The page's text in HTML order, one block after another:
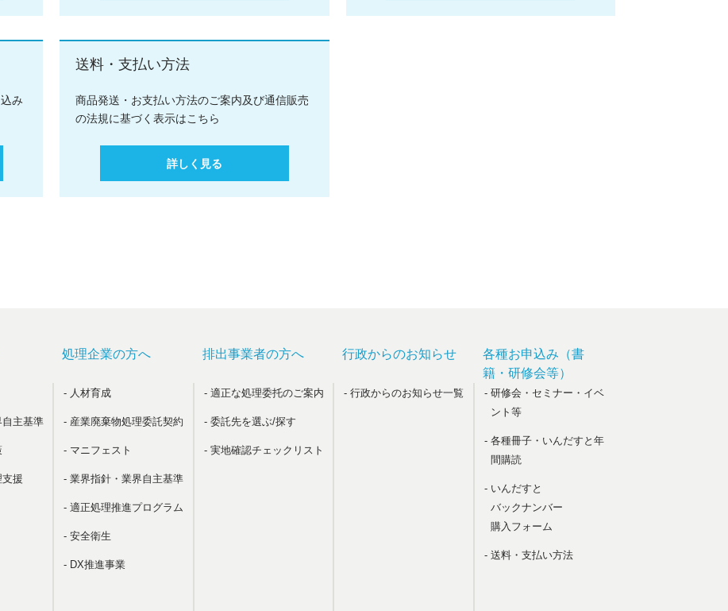
み
送料・支払い方法
商品発送・お支払い方法のご案内及び通信販売
の法規に基づく表示はこちら
詳しく見る
主基準
援
処理企業の方へ
- 人材育成
- 産業廃棄物処理委託契約
- マニフェスト
- 業界指針・業界自主基準
- 適正処理推進プログラム
- 安全衛生
- DX推進事業
排出事業者の方へ
- 適正な処理委托のご案内
- 委託先を選ぶ/探す
- 実地確認チェックリスト
行政からのお知らせ
- 行政からのお知らせ一覧
各種お申込み（書
籍・研修会等）
- 研修会・セミナー・イベ
ント等
- 各種冊子・いんだすと年
間購読
- いんだすと
バックナンバー
購入フォーム
- 送料・支払い方法